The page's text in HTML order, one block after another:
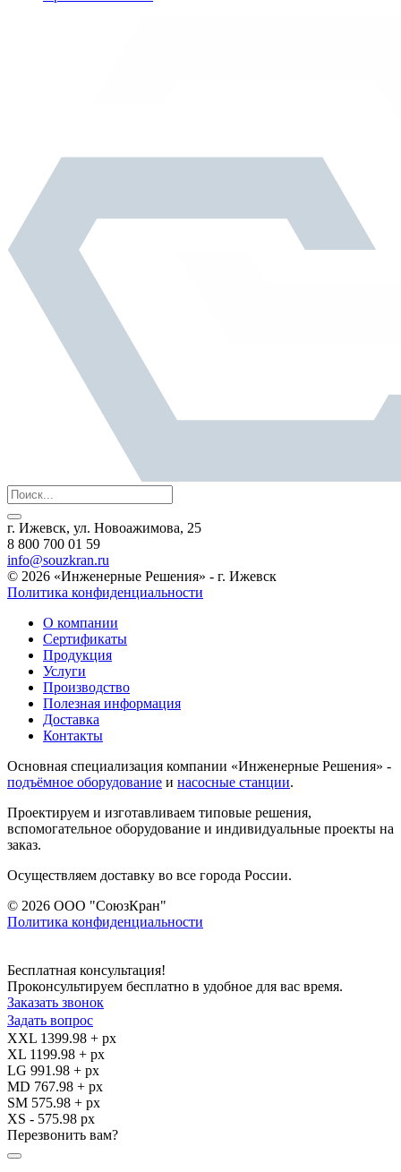
г. Ижевск, ул. Новоажимова, 25
8 800 700 01 59
info@souzkran.ru
© 2026 «Инженерные Решения» - г. Ижевск
Политика конфиденциальности
О компании
Сертификаты
Продукция
Услуги
Производство
Полезная информация
Доставка
Контакты
Основная специализация компании «Инженерные Решения» -
подъёмное оборудование и насосные станции.
Проектируем и изготавливаем типовые решения,
вспомогательное оборудование и индивидуальные проекты на
заказ.
Осуществляем доставку во все города России.
© 2026 ООО "СоюзКран"
Политика конфиденциальности
Бесплатная консультация!
Проконсультируем бесплатно в удобное для вас время.
Заказать звонок
Задать вопрос
XXL 1399.98 + px
XL 1199.98 + px
LG 991.98 + px
MD 767.98 + px
SM 575.98 + px
XS - 575.98 px
Перезвонить вам?